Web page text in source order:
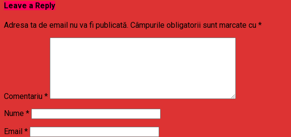
Leave a Reply
Adresa ta de email nu va fi publicată. Câmpurile obligatorii sunt marcate cu *
Comentariu *
Nume *
Email *